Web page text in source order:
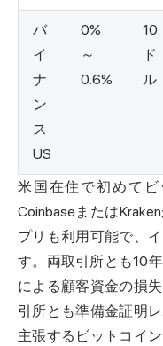
バ
イ
ナ
ン
ス
US
0%
～
0.6%
10
ド
ル
米国在住で初めてビ
Coinbaseまたは
プリも利用可能で、
す。両取引所とも10
による顧客資金の損
引所とも準備金証明
主張するビットコイ